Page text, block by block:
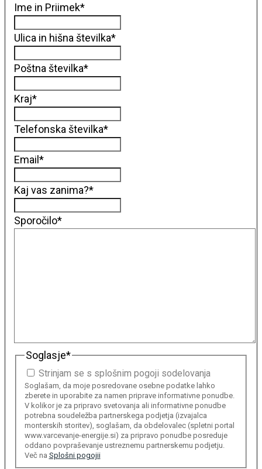
Ime in Priimek*
Ulica in hišna številka*
Poštna številka*
Kraj*
Telefonska številka*
Email *
Kaj vas zanima?*
Sporočilo*
Soglasje*
Strinjam se s splošnim pogoji sodelovanja
Soglašam, da moje posredovane osebne podatke lahko
zberete in uporabite za namen priprave informativne ponudbe.
V kolikor je za pripravo svetovanja ali informativne ponudbe
potrebna soudeležba partnerskega podjetja (izvajalca
monterskih storitev), soglašam, da obdelovalec (spletni portal
www.varcevanje-energije.si) za pripravo ponudbe posreduje
oddano povpraševanje ustreznemu partnerskemu podjetju.
Več na Splošni pogojii